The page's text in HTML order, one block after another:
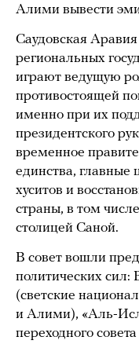
Алими вывести
Саудовская
региональных
играют ведущую
противостоящей
именно при их
президентского
временное
единства, главные
хуситов и
страны, в том
столицей Саной.
В совет вошли
политических сил:
(светские
и Алими), «Аль-
переходного